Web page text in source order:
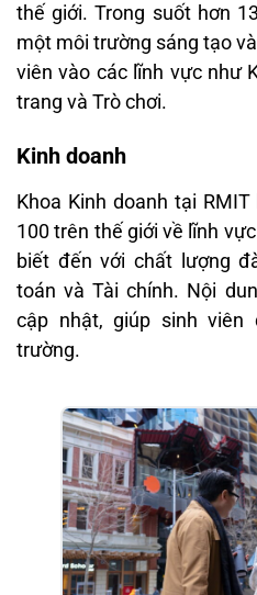
thế giới. Trong suốt hơn
một môi trường sáng tạo
viên vào các lĩnh vực như
trang và Trò chơi.
Kinh doanh
Khoa Kinh doanh tại
100 trên thế giới về lĩnh
biết đến với chất lượng
toán và Tài chính. Nội
cập nhật, giúp sinh
trường.